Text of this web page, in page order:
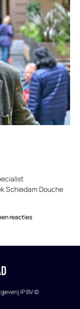
Schiedam Douche
reacties
IP BV ©